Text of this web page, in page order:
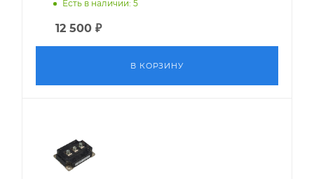
Есть в наличии: 5
12 500 ₽
В КОРЗИНУ